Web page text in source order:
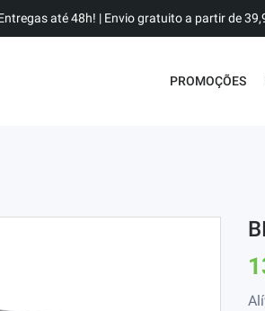
até 48h! | Envio gratuito a partir de
PROMOÇÕES